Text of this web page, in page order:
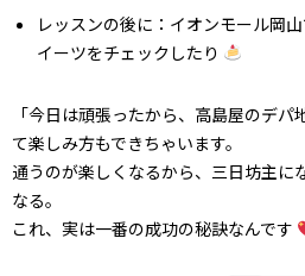
レッスンの後に：イオンモール岡
イーツをチェックしたり
「今日は頑張ったから、高島屋のデ
て楽しみ方もできちゃいます。
通うのが楽しくなるから、三日坊主に
なる。
これ、実は一番の成功の秘訣なんです